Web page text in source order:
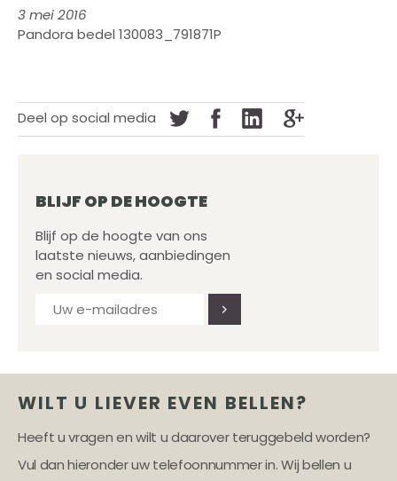
3 mei 2016
Pandora bedel 130083_791871P
Deel op social media
BLIJF OP DE HOOGTE
Blijf op de hoogte van ons
laatste nieuws, aanbiedingen
en social media.
WILT U LIEVER EVEN BELLEN?
Heeft u vragen en wilt u daarover teruggebeld worden?
Vul dan hieronder uw telefoonnummer in. Wij bellen u